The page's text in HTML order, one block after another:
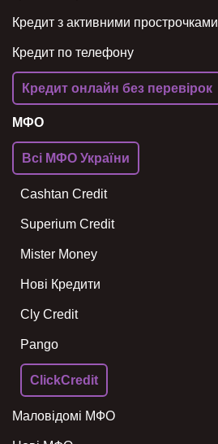
Кредит з активними прострочками
Кредит по телефону
Кредит онлайн без перевірок
МФО
Всі МФО України
Cashtan Credit
Superium Credit
Mister Money
Нові Кредити
Cly Credit
Pango
ClickCredit
Маловідомі МФО